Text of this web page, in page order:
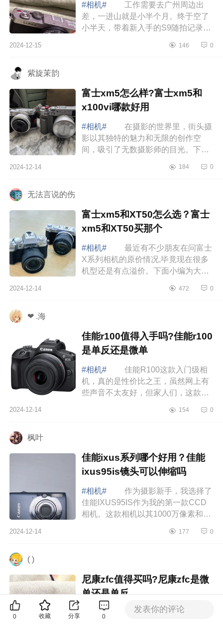
#相机#
工作需要去广州周边出
差，一进山就是小半个月。终于空了
小半天，带着新入手的S9随拍记录
评如何？松下s9缺点有哪些 松下
2024-12-15 146 0
紫旋茉韵
富士xm5怎么样?富士xm5和
x100vi哪款好用
#相机#
在摄影的世界里，街头摄
影以其独特的魅力和无限的创作空
间，吸引了无数摄影师的目光。下面
士xm5和x100vi哪款好用 富士
2024-12-14 184 0
无法言说的伤
富士xm5和XT50怎么选？富士
xm5和XT50买那个
#相机#
最近有不少朋友在问富士
X系列相机的原价情况,毕竟现在很多
机型还是有点溢价。下面小编为大家
xm5和XT50买那个 富士xm5和
2024-12-14 472 0
❤ .海
佳能r100值得入手吗?佳能r100
是单反还是微单
#相机#
佳能R100这款入门级相
机，真的是性价比之王，虽然网上有
些声音不太友好，但家人们，这款相
为大家介绍下佳能r100值得入手吗?佳
2024-12-14 154 0
枫叶
佳能ixus系列哪个好用？佳能
ixus95is镜头可以伸缩吗
#相机#
作为摄影新手，我选择了
佳能IXUS95IS作为我的第一款CCD
相机。这款相机以其1000万像素和合
为大家介绍下佳能ixus系列哪个好
2024-12-14 177 0
( )
尼康zfc值得买吗?尼康zfc是微
单还是单反
#相机#
进入了一个见什么就想拍
0 收藏 分享 0
发表你的评论